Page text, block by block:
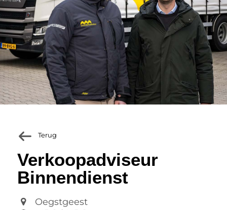
Terug
Verkoopadviseur
Binnendienst
Oegstgeest